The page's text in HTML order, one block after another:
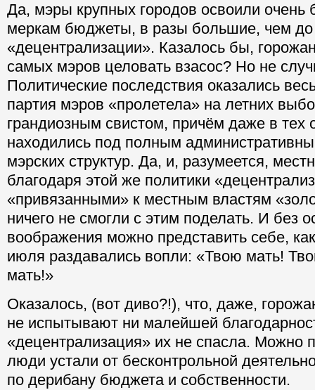
Да, мэры крупных городов освоили очень
меркам бюджеты, в разы большие, чем до
«децентрализации». Казалось бы,
самых мэров целовать взасос? Но не
Политические последствия оказались
партия мэров «пролетела» на летних
грандиозным свистом, причём даже в тех
находились под полным
мэрских структур. Да, и, разумеется,
благодаря этой же политики
«привязанными» к местным властям
ничего не смогли с этим поделать. И без
воображения можно представить себе,
июля раздавались вопли: «Твою мать!
мать!»
Оказалось, (вот диво?!), что, даже,
не испытывают ни малейшей
«децентрализация» их не спасла. Можно
люди устали от бесконтрольной
по дерибану бюджета и собственности.